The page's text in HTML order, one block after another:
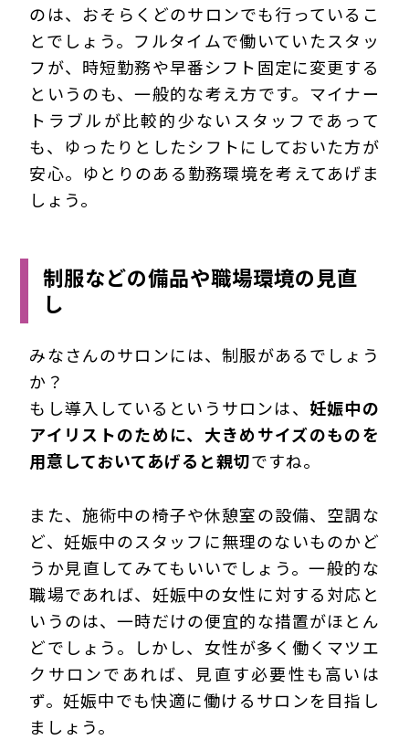
のは、おそらくどのサロンでも行っているこ
とでしょう。フルタイムで働いていたスタッ
フが、時短勤務や早番シフト固定に変更する
というのも、一般的な考え方です。マイナー
トラブルが比較的少ないスタッフであって
も、ゆったりとしたシフトにしておいた方が
安心。ゆとりのある勤務環境を考えてあげま
しょう。
制服などの備品や職場環境の見直
し
みなさんのサロンには、制服があるでしょう
か？
もし導入しているというサロンは、 妊娠中の
アイリストのために、大きめサイズのものを
用意しておいてあげると親切ですね。
また、施術中の椅子や休憩室の設備、空調な
ど、妊娠中のスタッフに無理のないものかど
うか見直してみてもいいでしょう。一般的な
職場であれば、妊娠中の女性に対する対応と
いうのは、一時だけの便宜的な措置がほとん
どでしょう。しかし、女性が多く働くマツエ
クサロンであれば、見直す必要性も高いは
ず。妊娠中でも快適に働けるサロンを目指し
ましょう。